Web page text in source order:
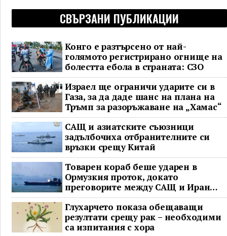
СВЪРЗАНИ ПУБЛИКАЦИИ
Конго е разтърсено от най-
голямото регистрирано огнище на
болестта ебола в страната: СЗО
Израел ще ограничи ударите си в
Газа, за да даде шанс на плана на
Тръмп за разоръжаване на „Хамас“
САЩ и азиатските съюзници
задълбочиха отбранителните си
връзки срещу Китай
Товарен кораб беше ударен в
Ормузкия проток, докато
преговорите между САЩ и Иран
останаха в безизходица
Глухарчето показа обещаващи
резултати срещу рак – необходими
са изпитания с хора